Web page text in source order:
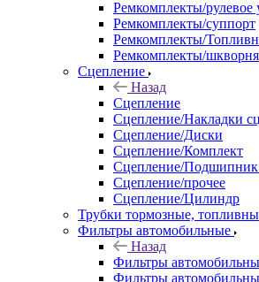
Ремкомплекты/рулевое
Ремкомплекты/суппорт
Ремкомплекты/
Ремкомплекты/шкворня
Сцепление
Назад
Сцепление
Сцепление/Накладки
Сцепление/Диски
Сцепление/Комплект
Сцепление/
Сцепление/прочее
Сцепление/Цилиндр
Трубки тормозные,
Фильтры автомобильные
Назад
Фильтры
Фильтры